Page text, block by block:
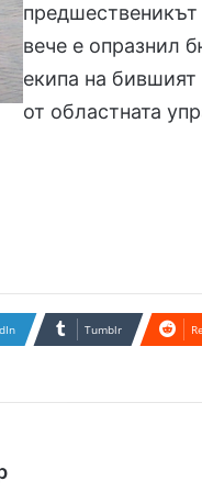
вече е опразнил
екипа на бившият
от областната
Tumblr